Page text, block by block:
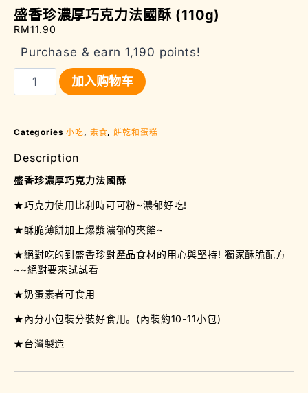
盛香珍濃厚巧克力法國酥 (110g)
RM11.90
Purchase & earn 1,190 points!
加入购物车
Categories 小吃, 素食,餅乾和蛋糕
Description
盛香珍濃厚巧克力法國酥
★巧克力使用比利時可可粉~濃郁好吃!
★酥脆薄餅加上爆漿濃郁的夾餡~
★絕對吃的到盛香珍對產品食材的用心與堅持! 獨家酥脆配方
~~絕對要來試試看
★奶蛋素者可食用
★內分小包裝分裝好食用。(內裝約10-11小包)
★台灣製造